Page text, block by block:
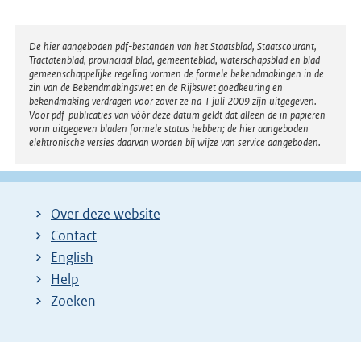
Disclaimer
De hier aangeboden pdf-bestanden van het Staatsblad, Staatscourant,
Tractatenblad, provinciaal blad, gemeenteblad, waterschapsblad en blad
gemeenschappelijke regeling vormen de formele bekendmakingen in de
zin van de Bekendmakingswet en de Rijkswet goedkeuring en
bekendmaking verdragen voor zover ze na 1 juli 2009 zijn uitgegeven.
Voor pdf-publicaties van vóór deze datum geldt dat alleen de in papieren
vorm uitgegeven bladen formele status hebben; de hier aangeboden
elektronische versies daarvan worden bij wijze van service aangeboden.
Over deze website
Contact
English
Help
Zoeken